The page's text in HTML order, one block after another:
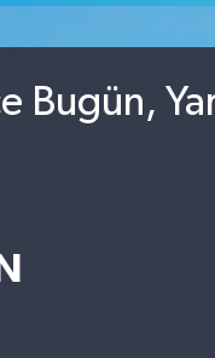
Bugün,